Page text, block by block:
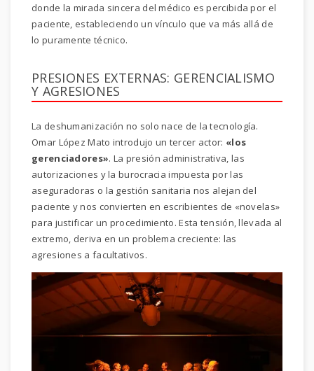
donde la mirada sincera del médico es percibida por el
paciente, estableciendo un vínculo que va más allá de
lo puramente técnico.
PRESIONES EXTERNAS: GERENCIALISMO
Y AGRESIONES
La deshumanización no solo nace de la tecnología.
Omar López Mato introdujo un tercer actor: «los
gerenciadores». La presión administrativa, las
autorizaciones y la burocracia impuesta por las
aseguradoras o la gestión sanitaria nos alejan del
paciente y nos convierten en escribientes de «novelas»
para justificar un procedimiento. Esta tensión, llevada al
extremo, deriva en un problema creciente: las
agresiones a facultativos.